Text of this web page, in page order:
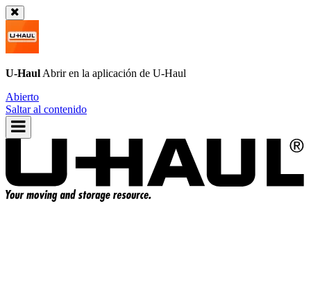
U-Haul Abrir en la aplicación de U-Haul
Abierto
Saltar al contenido